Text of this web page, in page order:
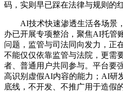
码，实则早已踩在法律与规则的
AI技术快速渗透生活各场景
办已开展专项整治，聚焦AI托管
问题，监管与司法同向发力，正
不能仅仅依靠监管与法院，更需
者、普通用户共同参与。平台要
高识别虚假AI内容的能力；AI研
底线，不开发、不推广用于造假